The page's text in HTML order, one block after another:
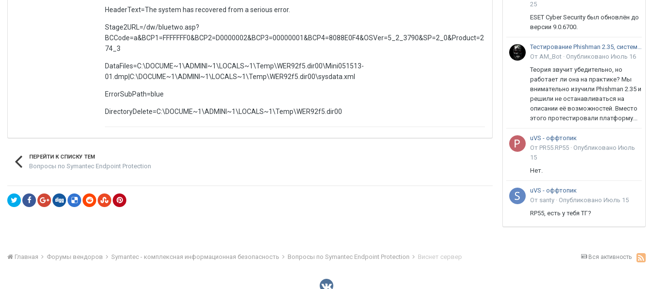
HeaderText=The system has recovered from a serious error.
Stage2URL=/dw/bluetwo.asp?
BCCode=a&BCP1=FFFFFFF0&BCP2=D0000002&BCP3=00000001&BCP4=8088E0F4&OSVer=5_2_3790&SP=2_0&Product=2
74_3
DataFiles=C:\DOCUME~1\ADMINI~1\LOCALS~1\Temp\WER92f5.dir00\Mini051513-
01.dmp|C:\DOCUME~1\ADMINI~1\LOCALS~1\Temp\WER92f5.dir00\sysdata.xml
ErrorSubPath=blue
DirectoryDelete=C:\DOCUME~1\ADMINI~1\LOCALS~1\Temp\WER92f5.dir00
ПЕРЕЙТИ К СПИСКУ ТЕМ
Вопросы по Symantec Endpoint Protection
25
ESET Cyber Security был обновлён до
версии 9.0.6700.
Тестирование Phishman 2.35, системы повышения осведомлённости пользователей в сфере ИБ
От AM_Bot · Опубликовано Июль 16
Теория звучит убедительно, но
работает ли она на практике? Мы
внимательно изучили Phishman 2.35 и
решили не останавливаться на
описании её возможностей. Вместо
этого протестировали платформу...
uVS - оффтопик
От PR55.RP55 · Опубликовано Июль
15
Нет.
uVS - оффтопик
От santy · Опубликовано Июль 15
RP55, есть у тебя ТГ?
Вся активность
Главная Форумы вендоров Symantec - комплексная информационная безопасность Вопросы по Symantec Endpoint Protection Виснет сервер